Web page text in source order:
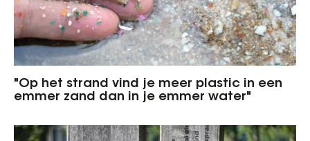
"Op het strand vind je meer plastic in een
emmer zand dan in je emmer water"